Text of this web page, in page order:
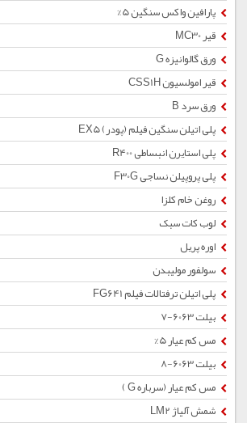
پارافین واکس سنگین 5%
قیر MC30
ورق گالوانیزه G
قیر امولسیون CSS1H
ورق سرد B
پلی اتیلن سنگین فیلم (پودر) EX5
پلی استایرن انبساطی R400
پلی پروپیلن نساجی F30G
روغن خام کلزا
لوب کات سبک
اوره پریل
سولفور مولیبدن
پلی اتیلن ترفتالات فیلم FG641
بیلت 6063-7
مس کم عیار 5%
بیلت 6063-8
مس کم عیار (سرباره G )
شمش آلیاژ LM2